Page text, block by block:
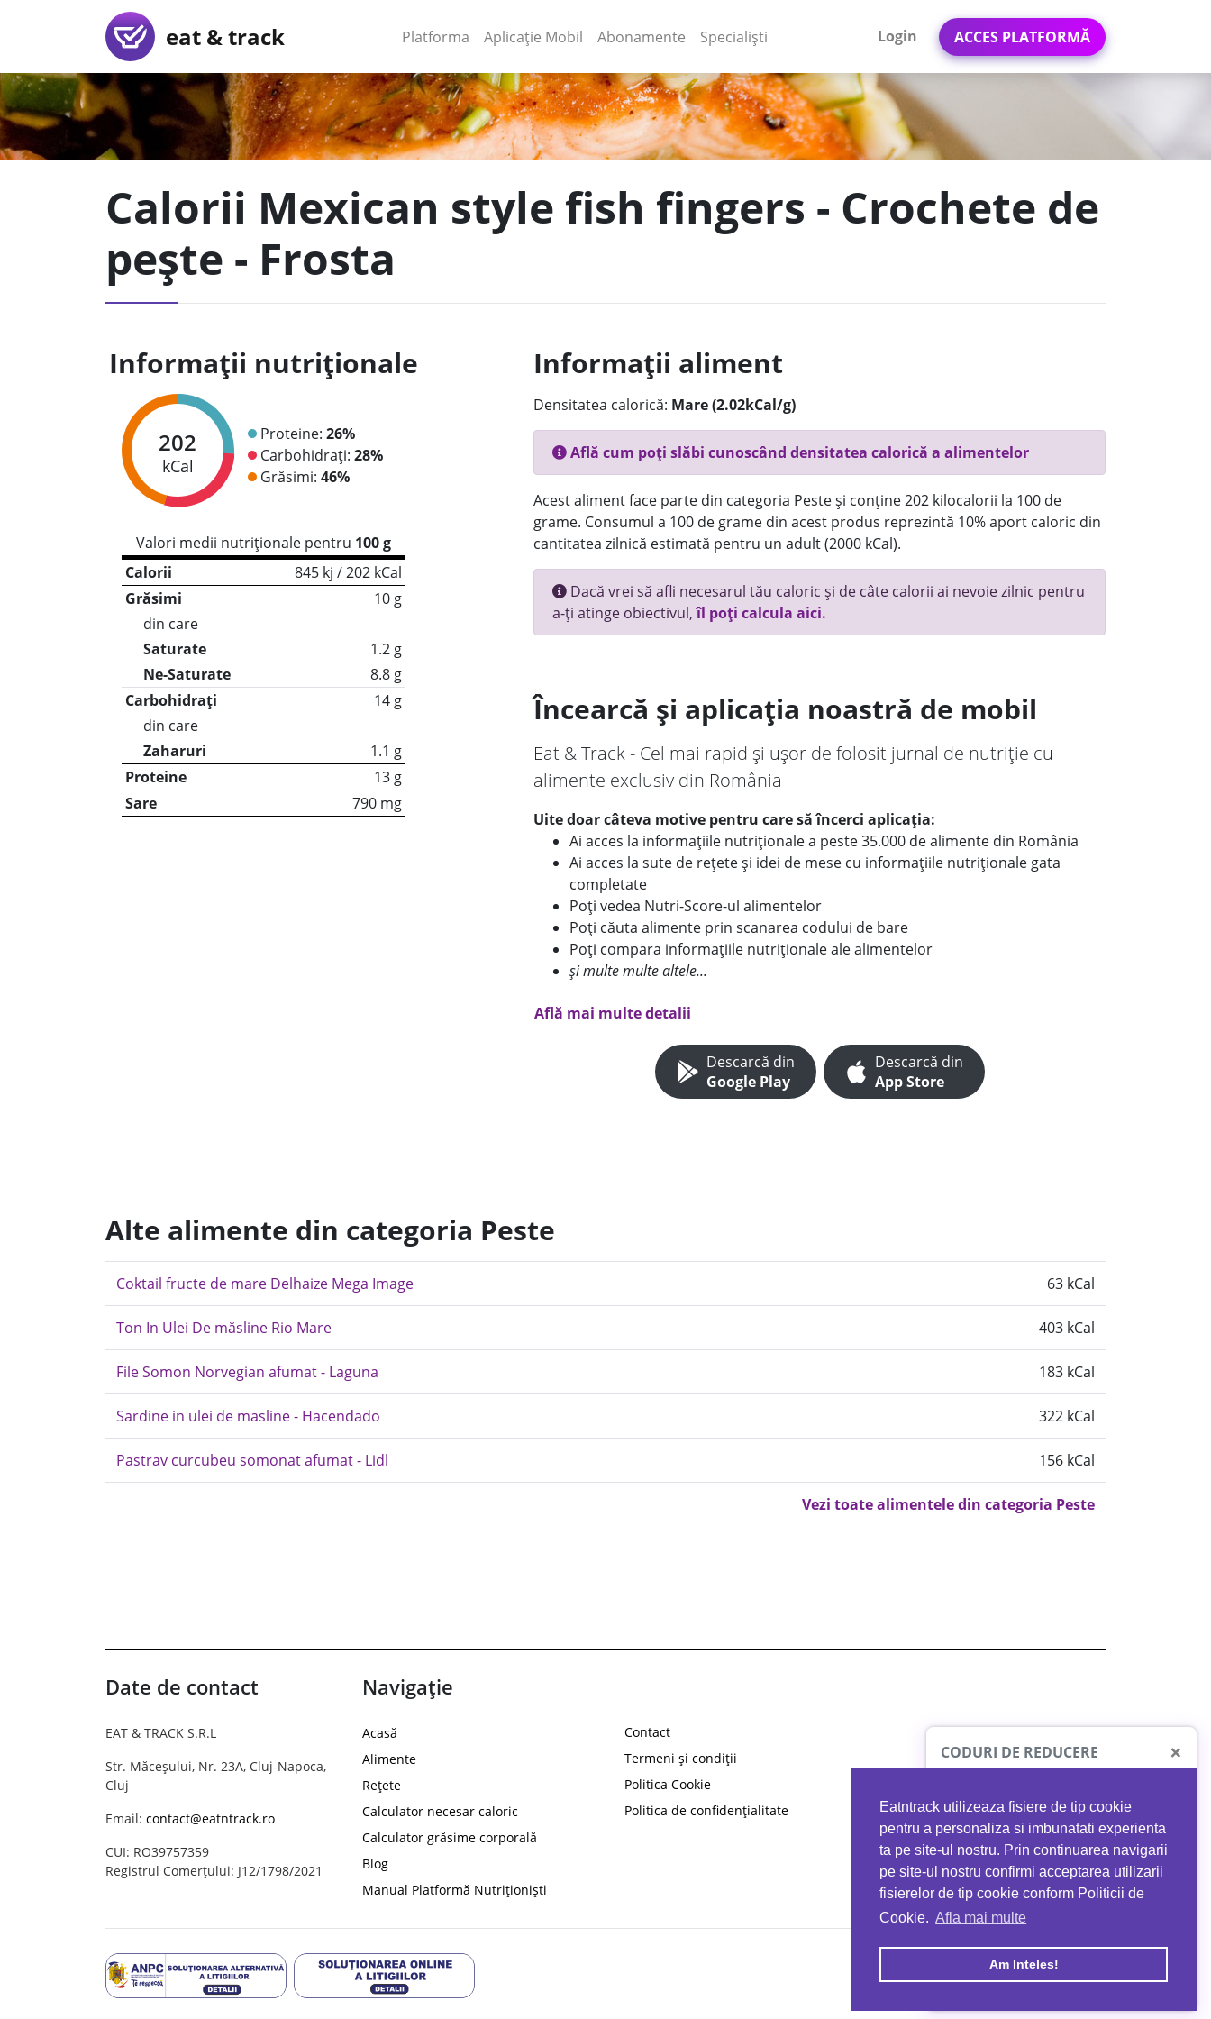
Eatntrack utilizeaza fisiere de tip cookie
pentru a personaliza si imbunatati experienta
ta pe site-ul nostru. Prin continuarea navigarii
pe site-ul nostru confirmi acceptarea utilizarii
fisierelor de tip cookie conform Politicii de
Cookie. Afla mai multe
Am Inteles!
eat & track Platforma (current)
Aplicație Mobil (current)
Abonamente Specialiști Login ACCES PLATFORMĂ
Calorii Mexican style fish fingers - Crochete de
pește - Frosta
Informații nutriționale
202
kCal
Proteine: 26%
Carbohidrați: 28%
Grăsimi: 46%
Valori medii nutriționale pentru 100 g
Calorii
845 kj / 202 kCal
Grăsimi
10 g
din care
Saturate
1.2 g
Ne-Saturate
8.8 g
Carbohidrați
14 g
din care
Zaharuri
1.1 g
Proteine
13 g
Sare
790 mg
Informații aliment
Densitatea calorică: Mare (2.02kCal/g)
Află cum poți slăbi cunoscând densitatea calorică a alimentelor
Acest aliment face parte din categoria Peste și conține 202 kilocalorii la 100 de
grame. Consumul a 100 de grame din acest produs reprezintă 10% aport caloric din
cantitatea zilnică estimată pentru un adult (2000 kCal).
Dacă vrei să afli necesarul tău caloric și de câte calorii ai nevoie zilnic pentru
a-ți atinge obiectivul,îl poți calcula aici.
Încearcă și aplicația noastră de mobil
Eat & Track - Cel mai rapid și ușor de folosit jurnal de nutriție cu
alimente exclusiv din România
Uite doar câteva motive pentru care să încerci aplicația:
Ai acces la informațiile nutriționale a peste 35.000 de alimente din România
Ai acces la sute de rețete și idei de mese cu informațiile nutriționale gata
completate
Poți vedea Nutri-Score-ul alimentelor
Poți căuta alimente prin scanarea codului de bare
Poți compara informațiile nutriționale ale alimentelor
și multe multe altele...
Află mai multe detalii
Descarcă din
Google Play
Descarcă din
App Store
Alte alimente din categoria Peste
Coktail fructe de mare Delhaize Mega Image 63 kCal
Ton In Ulei De măsline Rio Mare 403 kCal
File Somon Norvegian afumat - Laguna 183 kCal
Sardine in ulei de masline - Hacendado 322 kCal
Pastrav curcubeu somonat afumat - Lidl 156 kCal
Vezi toate alimentele din categoria Peste
Date de contact
EAT & TRACK S.R.L
Str. Măceșului, Nr. 23A, Cluj-Napoca,
Cluj
Email: contact@eatntrack.ro
CUI: RO39757359
Registrul Comerțului: J12/1798/2021
Navigație
Acasă
Alimente
Rețete
Calculator necesar caloric
Calculator grăsime corporală
Blog
Manual Platformă Nutriționiști
Contact
Termeni și condiții
Politica Cookie
Politica de confidențialitate
CODURI DE REDUCERE ×
PROTO41
reducere la orice comandă
EATNTRACK
MYPROTEIN
Ai40%reducere la orice comandă
folosind codul EATTRACK